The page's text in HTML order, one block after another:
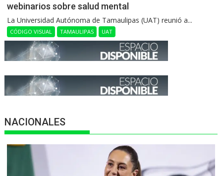
webinarios sobre salud mental
La Universidad Autónoma de Tamaulipas (UAT) reunió a...
CÓDIGO VISUAL TAMAULIPAS UAT
NACIONALES